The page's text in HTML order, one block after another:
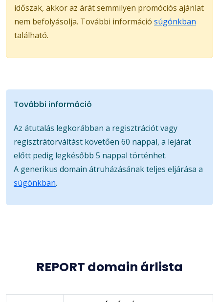
időszak, akkor az árát semmilyen promóciós ajánlat
nem befolyásolja. További információ súgónkban
található.
További információ
Az átutalás legkorábban a regisztrációt vagy
regisztrátorváltást követően 60 nappal, a lejárat
előtt pedig legkésőbb 5 nappal történhet.
A generikus domain átruházásának teljes eljárása a
súgónkban.
REPORT domain árlista